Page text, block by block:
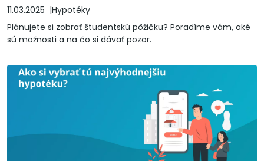
11.03.2025
Hypotéky
Plánujete si zobrať študentskú pôžičku? Poradíme vám, aké
sú možnosti a na čo si dávať pozor.